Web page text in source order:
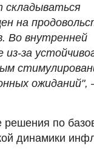
складываться
на
Во внутренней
за
ожиданий",
по
динамики